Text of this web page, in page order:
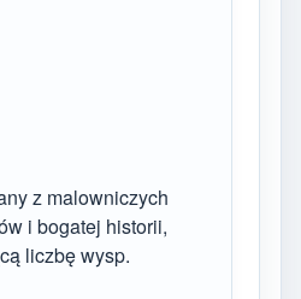
z malowniczych
i bogatej historii,
liczbę wysp.